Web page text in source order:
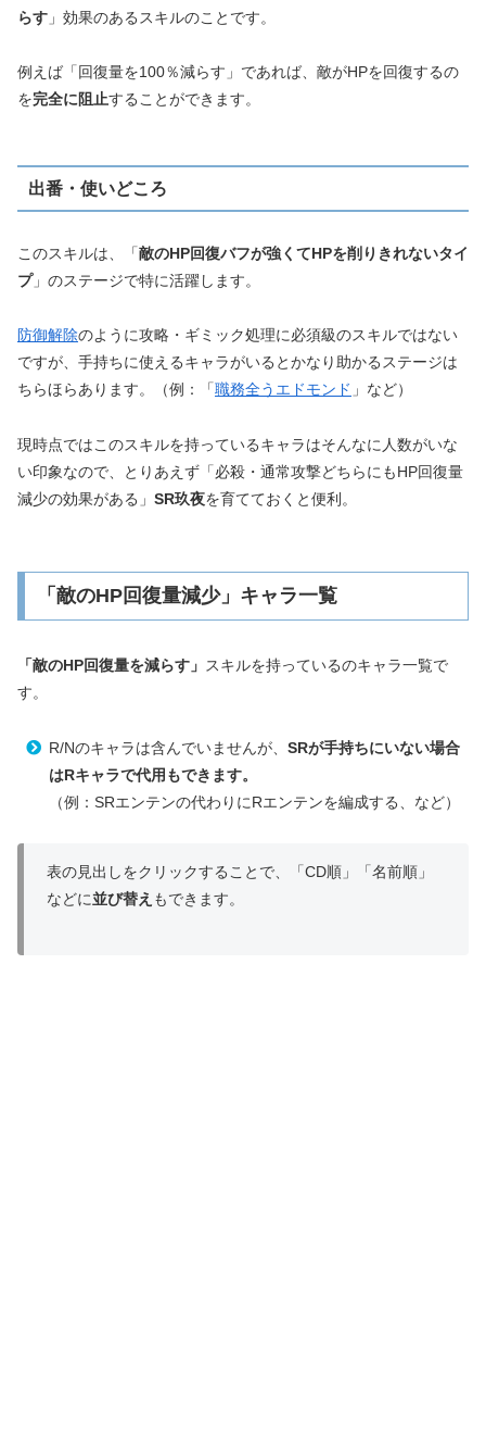
らす 」効果のあるスキルのことです。
例えば「回復量を100％減らす」であれば、敵がHPを回復するの
を完全に阻止することができます。
出番・使いどころ
このスキルは、「敵のHP回復バフが強くてHPを削りきれないタイ
プ」のステージで特に活躍します。
防御解除のように攻略・ギミック処理に必須級のスキルではない
ですが、手持ちに使えるキャラがいるとかなり助かるステージは
ちらほらあります。（例：「職務全うエドモンド 」など）
現時点ではこのスキルを持っているキャラはそんなに人数がいな
い印象なので、とりあえず「必殺・通常攻撃どちらにもHP回復量
減少の効果がある」 SR玖夜を育てておくと便利。
「敵のHP回復量減少」キャラ一覧
「敵のHP回復量を減らす 」 スキルを持っているのキャラ一覧で
す。
R/Nのキャラは含んでいませんが、 SRが手持ちにいない場合
はRキャラで代用もできます。
（例：SRエンテンの代わりにRエンテンを編成する、など）
表の見出しをクリックすることで、「CD順」「名前順」
などに並び替え もできます。